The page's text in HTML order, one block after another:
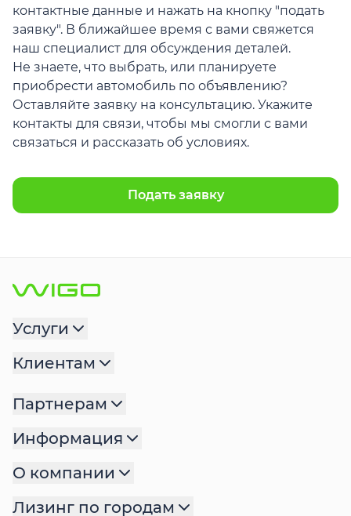
контактные данные и нажать на кнопку "подать
заявку". В ближайшее время с вами свяжется
наш специалист для обсуждения деталей.
Не знаете, что выбрать, или планируете
приобрести автомобиль по объявлению?
Оставляйте заявку на консультацию. Укажите
контакты для связи, чтобы мы смогли с вами
связаться и рассказать об условиях.
Подать заявку
Услуги
Клиентам
Партнерам
Информация
О компании
Лизинг по городам